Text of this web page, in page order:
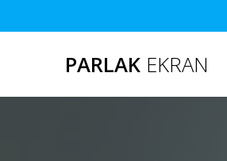
to
PARLAK EKRAN